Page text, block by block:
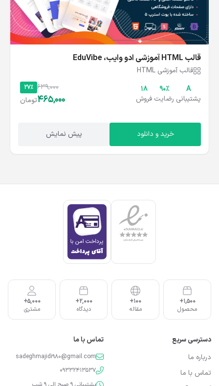
قالب HTML آموزشی ادو وایب، EduVibe
قالب آموزشی HTML
A
پشتیبانی
۹۰%
رضایت
18
فروش
27% 639,000
465,000تومان
خرید و دانلود پیش نمایش
1,500+
محصول
100+
مقاله
2,000+
دیدگاه
5,000+
مشتری
دسترسی سریع
درباره ما
تماس با ما
تماس با ما
sadeghmajidi980@gmail.com
09332413537